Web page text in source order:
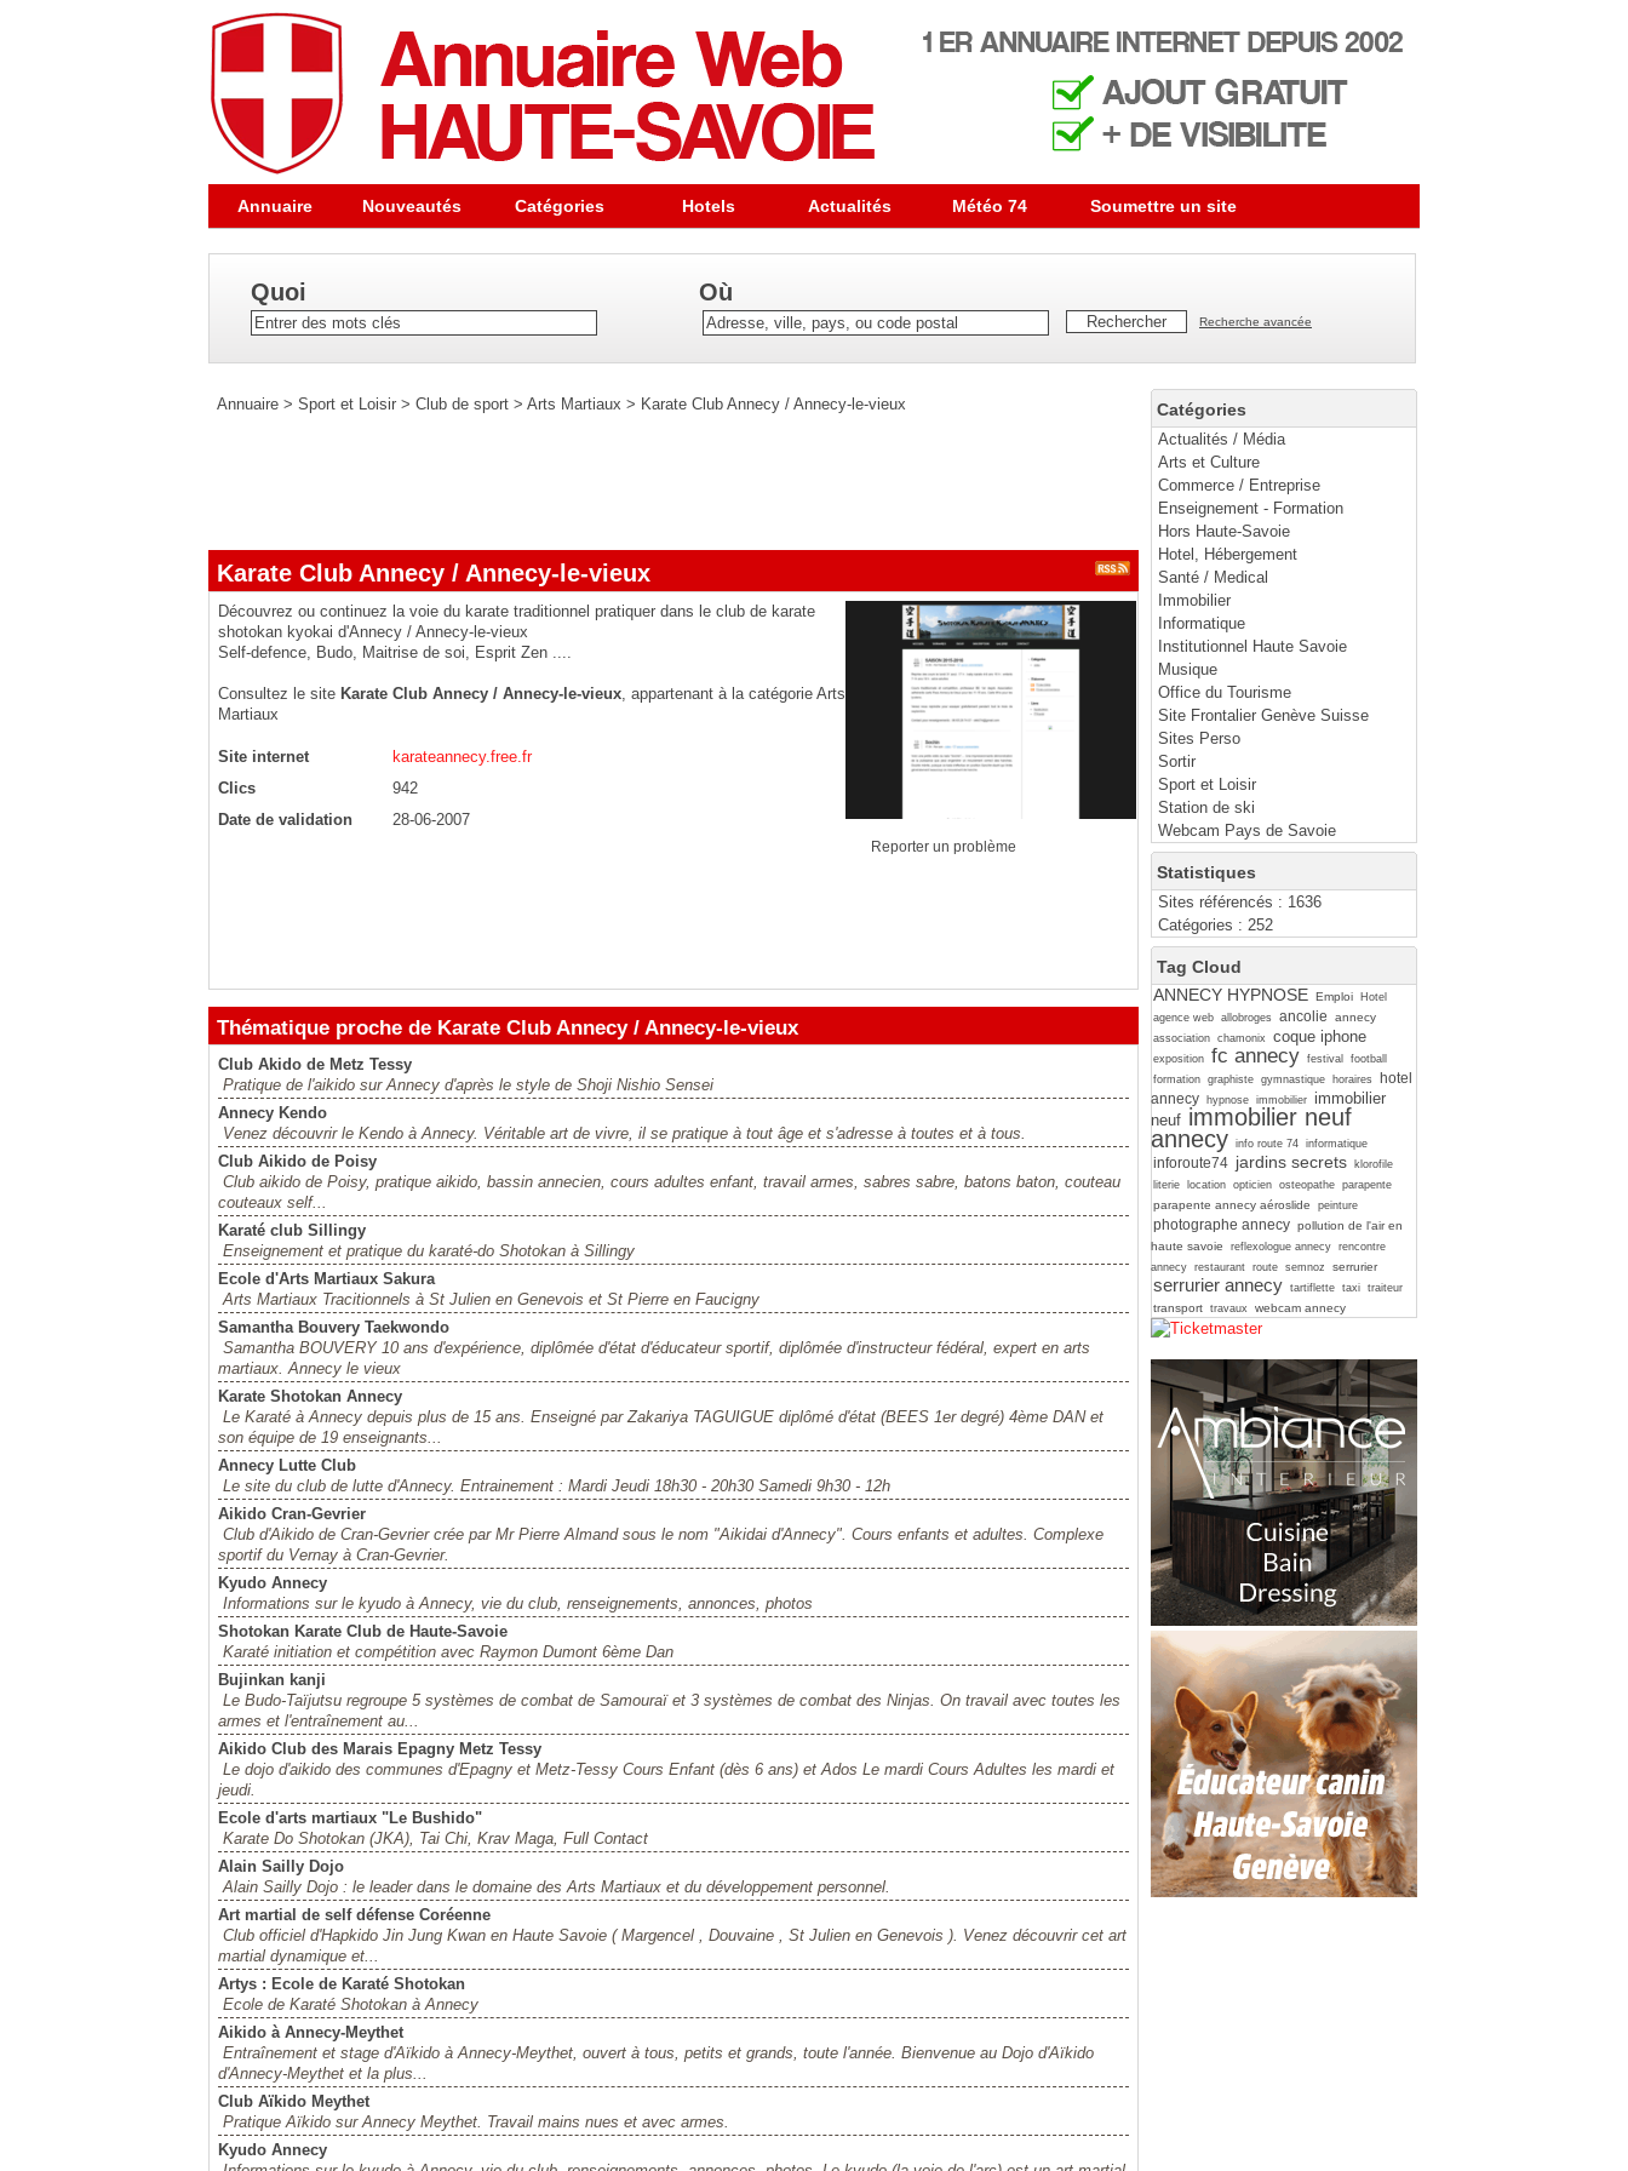
Annuaire Nouveautés Catégories Hotels Actualités Météo 74 Soumettre un site
Quoi Où
Recherche avancée
Catégories
Actualités / Média
Arts et Culture
Commerce / Entreprise
Enseignement - Formation
Hors Haute-Savoie
Hotel, Hébergement
Santé / Medical
Immobilier
Informatique
Institutionnel Haute Savoie
Musique
Office du Tourisme
Site Frontalier Genève Suisse
Sites Perso
Sortir
Sport et Loisir
Station de ski
Webcam Pays de Savoie
Statistiques
Sites référencés : 1636
Catégories : 252
Tag Cloud
ANNECY HYPNOSE Emploi
Hotel
agence web allobroges ancolie annecy
association chamonix coque iphone
exposition fc annecy festival
football
formation graphiste gymnastique horaires
hotel
annecy
hypnose immobilier immobilier
neuf immobilier neuf
annecy info route 74 informatique
inforoute74 jardins secrets
klorofile
literie
location opticien osteopathe parapente
parapente annecy aéroslide peinture
photographe annecy pollution de l'air en
haute savoie
reflexologue annecy rencontre
annecy restaurant route semnoz serrurier
serrurier annecy tartiflette taxi traiteur
transport travaux webcam annecy
Annuaire > Sport et Loisir > Club de sport > Arts Martiaux > Karate Club Annecy / Annecy-le-vieux
Karate Club Annecy / Annecy-le-vieux
Découvrez ou continuez la voie du karate traditionnel pratiquer dans le club de karate
shotokan kyokai d'Annecy / Annecy-le-vieux
Self-defence, Budo, Maitrise de soi, Esprit Zen ....
Consultez le site Karate Club Annecy / Annecy-le-vieux, appartenant à la catégorie Arts
Martiaux
Site internet
karateannecy.free.fr
Clics
942
Date de validation
28-06-2007
Reporter un problème
Thématique proche de Karate Club Annecy / Annecy-le-vieux
Club Akido de Metz Tessy
Pratique de l'aikido sur Annecy d'après le style de Shoji Nishio Sensei
Annecy Kendo
Venez découvrir le Kendo à Annecy. Véritable art de vivre, il se pratique à tout âge et s'adresse à toutes et à tous.
Club Aikido de Poisy
Club aikido de Poisy, pratique aikido, bassin annecien, cours adultes enfant, travail armes, sabres sabre, batons baton, couteau
couteaux self...
Karaté club Sillingy
Enseignement et pratique du karaté-do Shotokan à Sillingy
Ecole d'Arts Martiaux Sakura
Arts Martiaux Tracitionnels à St Julien en Genevois et St Pierre en Faucigny
Samantha Bouvery Taekwondo
Samantha BOUVERY 10 ans d'expérience, diplômée d'état d'éducateur sportif, diplômée d'instructeur fédéral, expert en arts
martiaux. Annecy le vieux
Karate Shotokan Annecy
Le Karaté à Annecy depuis plus de 15 ans. Enseigné par Zakariya TAGUIGUE diplômé d'état (BEES 1er degré) 4ème DAN et
son équipe de 19 enseignants...
Annecy Lutte Club
Le site du club de lutte d'Annecy. Entrainement : Mardi Jeudi 18h30 - 20h30 Samedi 9h30 - 12h
Aikido Cran-Gevrier
Club d'Aikido de Cran-Gevrier crée par Mr Pierre Almand sous le nom "Aikidai d'Annecy". Cours enfants et adultes. Complexe
sportif du Vernay à Cran-Gevrier.
Kyudo Annecy
Informations sur le kyudo à Annecy, vie du club, renseignements, annonces, photos
Shotokan Karate Club de Haute-Savoie
Karaté initiation et compétition avec Raymon Dumont 6ème Dan
Bujinkan kanji
Le Budo-Taïjutsu regroupe 5 systèmes de combat de Samouraï et 3 systèmes de combat des Ninjas. On travail avec toutes les
armes et l'entraînement au...
Aikido Club des Marais Epagny Metz Tessy
Le dojo d'aikido des communes d'Epagny et Metz-Tessy Cours Enfant (dès 6 ans) et Ados Le mardi Cours Adultes les mardi et
jeudi.
Ecole d'arts martiaux "Le Bushido"
Karate Do Shotokan (JKA), Tai Chi, Krav Maga, Full Contact
Alain Sailly Dojo
Alain Sailly Dojo : le leader dans le domaine des Arts Martiaux et du développement personnel.
Art martial de self défense Coréenne
Club officiel d'Hapkido Jin Jung Kwan en Haute Savoie ( Margencel , Douvaine , St Julien en Genevois ). Venez découvrir cet art
martial dynamique et...
Artys : Ecole de Karaté Shotokan
Ecole de Karaté Shotokan à Annecy
Aikido à Annecy-Meythet
Entraînement et stage d'Aïkido à Annecy-Meythet, ouvert à tous, petits et grands, toute l'année. Bienvenue au Dojo d'Aïkido
d'Annecy-Meythet et la plus...
Club Aïkido Meythet
Pratique Aïkido sur Annecy Meythet. Travail mains nues et avec armes.
Kyudo Annecy